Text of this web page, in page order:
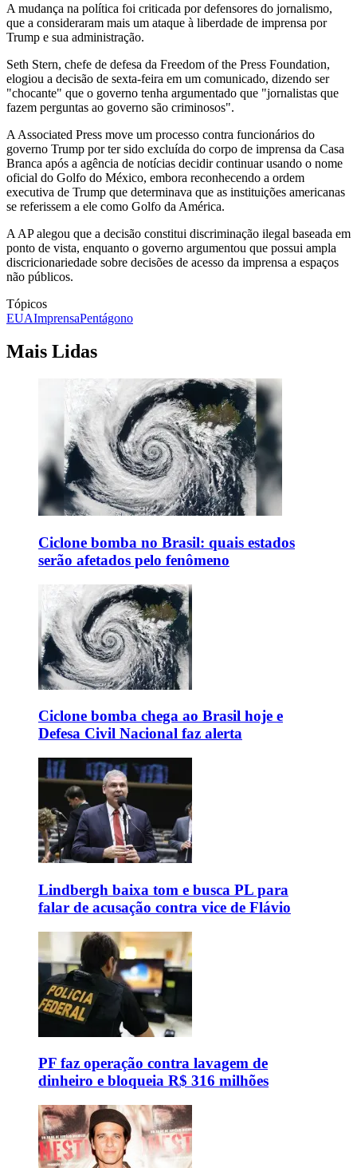
A mudança na política foi criticada por defensores do jornalismo,
que a consideraram mais um ataque à liberdade de imprensa por
Trump e sua administração.
Seth Stern, chefe de defesa da Freedom of the Press Foundation,
elogiou a decisão de sexta-feira em um comunicado, dizendo ser
"chocante" que o governo tenha argumentado que "jornalistas que
fazem perguntas ao governo são criminosos".
A Associated Press move um processo contra funcionários do
governo Trump por ter sido excluída do corpo de imprensa da Casa
Branca após a agência de notícias decidir continuar usando o nome
oficial do Golfo do México, embora reconhecendo a ordem
executiva de Trump que determinava que as instituições americanas
se referissem a ele como Golfo da América.
A AP alegou que a decisão constitui discriminação ilegal baseada em
ponto de vista, enquanto o governo argumentou que possui ampla
discricionariedade sobre decisões de acesso da imprensa a espaços
não públicos.
Tópicos
EUAImprensaPentágono
Mais Lidas
Ciclone bomba no Brasil: quais estados
serão afetados pelo fenômeno
Ciclone bomba chega ao Brasil hoje e
Defesa Civil Nacional faz alerta
Lindbergh baixa tom e busca PL para
falar de acusação contra vice de Flávio
PF faz operação contra lavagem de
dinheiro e bloqueia R$ 316 milhões